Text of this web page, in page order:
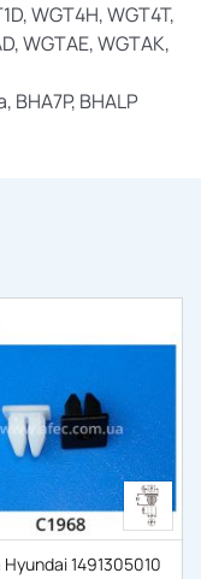
WGT4H, WGT4T,
WGTAE, WGTAK,
BHA7P, BHALP
Hyundai 1491305010